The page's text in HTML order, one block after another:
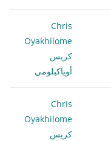
Chris
Oyakhilome
كريس
أوياكيلومي
Chris
Oyakhilome
كريس